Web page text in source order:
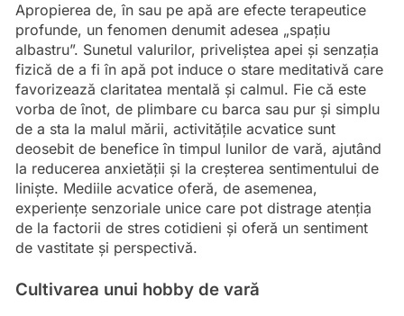
Apropierea de, în sau pe apă are efecte terapeutice
profunde, un fenomen denumit adesea „spațiu
albastru”. Sunetul valurilor, priveliștea apei și senzația
fizică de a fi în apă pot induce o stare meditativă care
favorizează claritatea mentală și calmul. Fie că este
vorba de înot, de plimbare cu barca sau pur și simplu
de a sta la malul mării, activitățile acvatice sunt
deosebit de benefice în timpul lunilor de vară, ajutând
la reducerea anxietății și la creșterea sentimentului de
liniște. Mediile acvatice oferă, de asemenea,
experiențe senzoriale unice care pot distrage atenția
de la factorii de stres cotidieni și oferă un sentiment
de vastitate și perspectivă.
Cultivarea unui hobby de vară